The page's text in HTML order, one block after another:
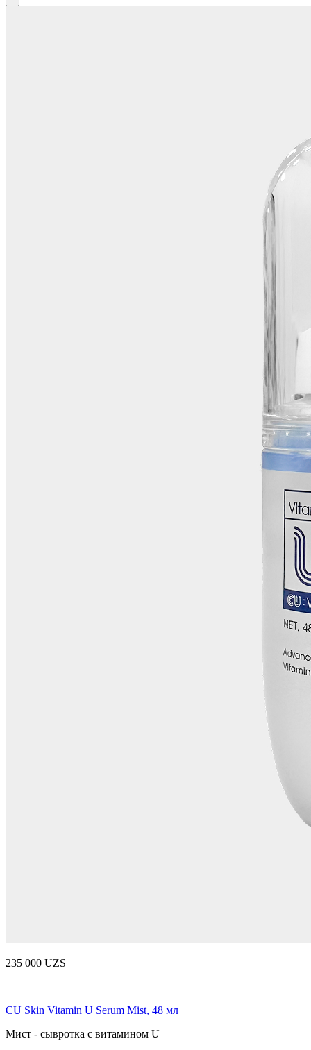
235 000 UZS
CU Skin Vitamin U Serum Mist, 48 мл
Мист - сывротка с витамином U